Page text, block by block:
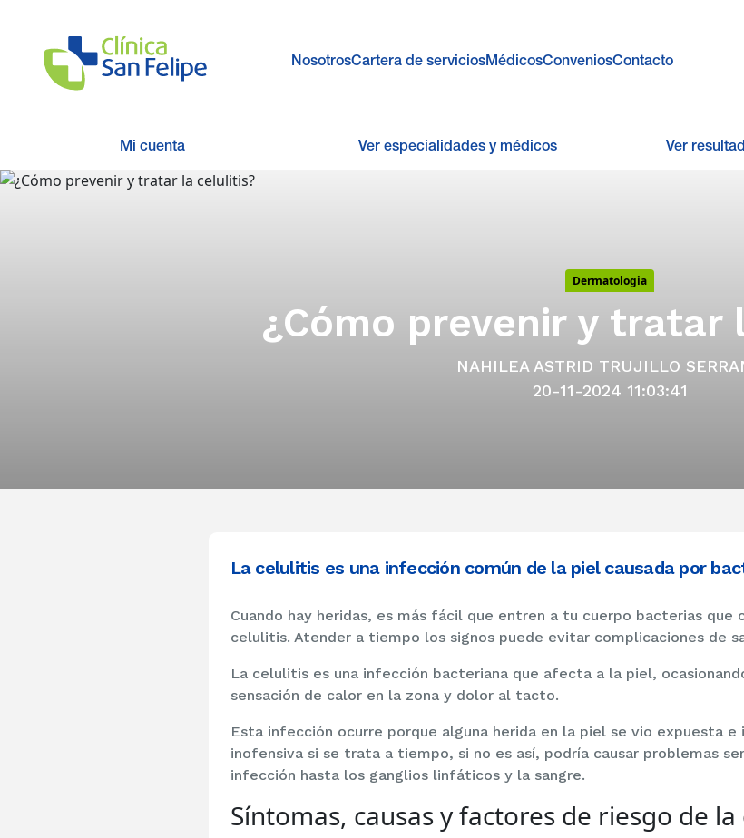
NosotrosCartera de serviciosMédicosConveniosContacto
Mi cuenta Ver especialidades y médicos Ver
Dermatologia
¿Cómo prevenir y tratar
NAHILEA ASTRID TRUJILLO
20-11-2024 11:03:41
La celulitis es una infección común de la piel causada por
Cuando hay heridas, es más fácil que entren a tu cuerpo bacterias que
celulitis. Atender a tiempo los signos puede evitar complicaciones de
La celulitis es una infección bacteriana que afecta a la piel,
sensación de calor en la zona y dolor al tacto.
Esta infección ocurre porque alguna herida en la piel se vio expuesta
inofensiva si se trata a tiempo, si no es así, podría causar problemas
infección hasta los ganglios linfáticos y la sangre.
Síntomas, causas y factores de riesgo de